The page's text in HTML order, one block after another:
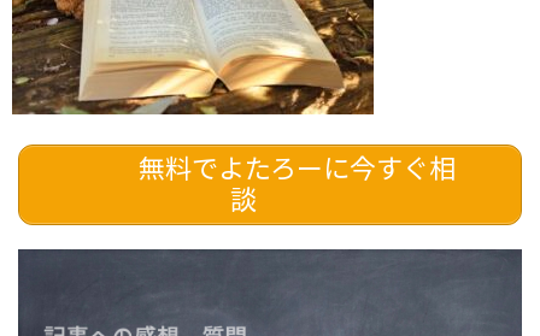
無料でよたろーに今すぐ相
談